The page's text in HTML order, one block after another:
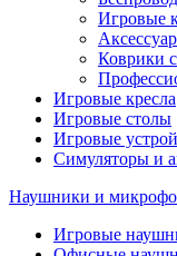
Игровые
Коврики
Игровые кресла
Игровые столы
Игровые
Симуляторы и
Наушники и
Игровые